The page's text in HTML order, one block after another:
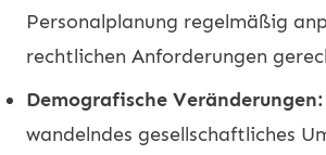
Personalplanung regelmäßig
rechtlichen Anforderungen
Demografische Veränderungen:
wandelndes gesellschaftliches